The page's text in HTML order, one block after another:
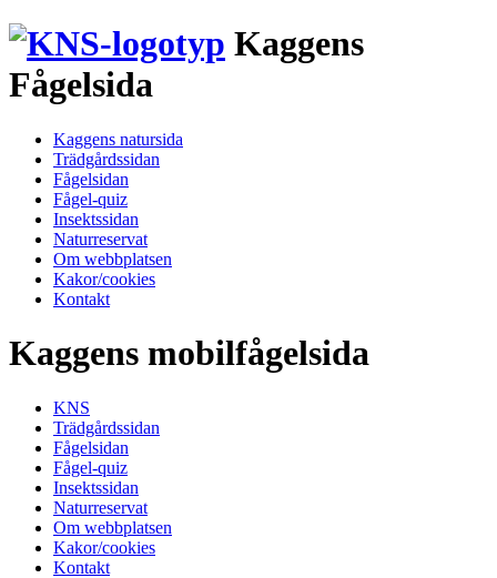
Kaggens
Fågelsida
Kaggens natursida
Trädgårdssidan
Fågelsidan
Fågel-quiz
Insektssidan
Naturreservat
Om webbplatsen
Kakor/cookies
Kontakt
Kaggens mobilfågelsida
KNS
Trädgårdssidan
Fågelsidan
Fågel-quiz
Insektssidan
Naturreservat
Om webbplatsen
Kakor/cookies
Kontakt